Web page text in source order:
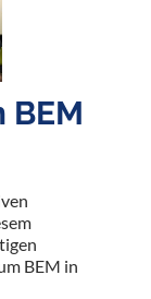
BEM
BEM in